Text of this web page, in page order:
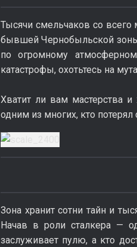
Тысячи смельчаков со
бывшей Чернобыльской зоны
по огромному
катастрофы, охотьтесь на
Хватит ли вам мастерства
одним из многих, кто потерял
Зона хранит сотни тайн и
Начав в роли сталкера —
заслуживает пулю, а кто